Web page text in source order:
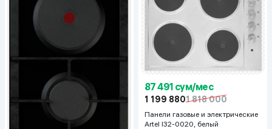
87 491 сум/мес
1 199 8801 818 000
Панели газовые и электрические
Artel I32-0020, белый